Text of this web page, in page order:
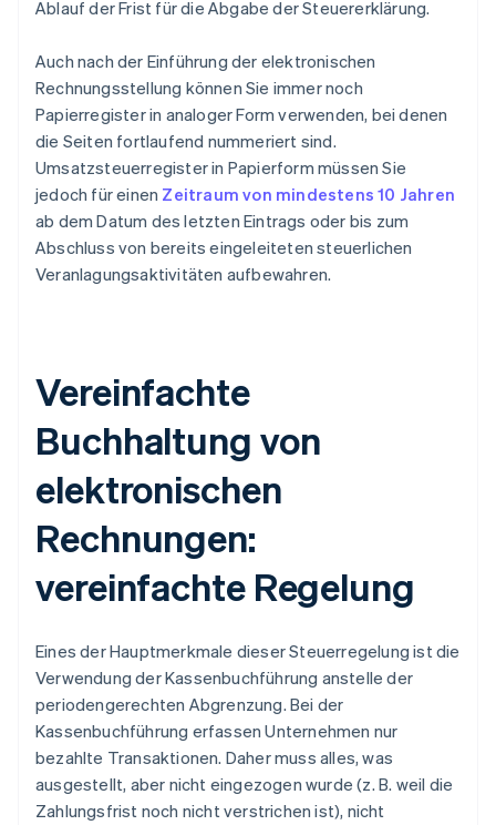
Ablauf der Frist für die Abgabe der Steuererklärung.
Auch nach der Einführung der elektronischen
Rechnungsstellung können Sie immer noch
Papierregister in analoger Form verwenden, bei denen
die Seiten fortlaufend nummeriert sind.
Umsatzsteuerregister in Papierform müssen Sie
jedoch für einen Zeitraum von mindestens 10 Jahren
ab dem Datum des letzten Eintrags oder bis zum
Abschluss von bereits eingeleiteten steuerlichen
Veranlagungsaktivitäten aufbewahren.
Vereinfachte
Buchhaltung von
elektronischen
Rechnungen:
vereinfachte Regelung
Eines der Hauptmerkmale dieser Steuerregelung ist die
Verwendung der Kassenbuchführung anstelle der
periodengerechten Abgrenzung. Bei der
Kassenbuchführung erfassen Unternehmen nur
bezahlte Transaktionen. Daher muss alles, was
ausgestellt, aber nicht eingezogen wurde (z. B. weil die
Zahlungsfrist noch nicht verstrichen ist), nicht